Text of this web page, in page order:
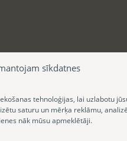
sīkdatnes
tehnoloģijas, lai uzlabotu
saturu un mērķa reklāmu,
nāk mūsu apmeklētāji.